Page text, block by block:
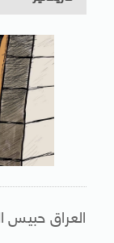
العراق حبيس